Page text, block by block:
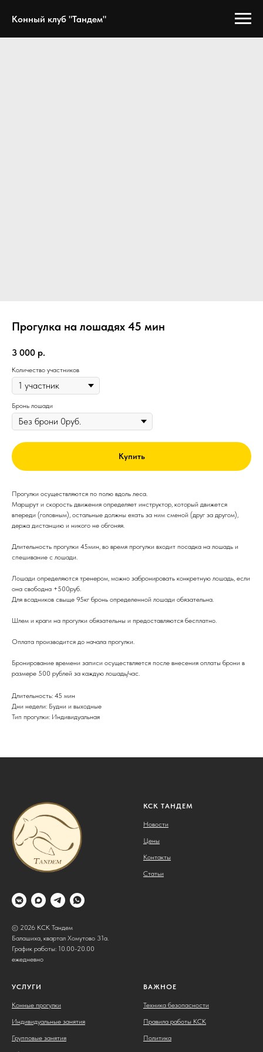
Конный клуб "Тандем"
Прогулка на лошадях 45 мин
3 000 р.
Количество участников
Бронь лошади
Купить
Прогулки осуществляются по полю вдоль леса.
Маршрут и скорость движения определяет инструктор, который движется
впереди (головным), остальные должны ехать за ним сменой (друг за другом),
держа дистанцию и никого не обгоняя.
Длительность прогулки 45мин, во время прогулки входит посадка на лошадь и
спешивание с лошади.
Лошади определяются тренером, можно забронировать конкретную лошадь, если
она свободна +500руб.
Для всадников свыще 95кг бронь определенной лошади обязательна.
Шлем и краги на прогулки обязательны и предоставляются бесплатно.
Оплата производится до начала прогулки.
Бронирование времени записи осуществляется после внесения оплаты брони в
размере 500 рублей за каждую лошадь/час.
Длительность: 45 мин
Дни недели: Будни и выходные
Тип прогулки: Индивидуальная
© 2026 КСК Тандем
Балашиха, квартал Хомутово 31а.
График работы: 10.00-20.00
ежедневно
КСК ТАНДЕМ
Новости
Цены
Контакты
Статьи
УСЛУГИ
Конные прогулки
Индивидуальные занятия
Групповые занятия
ВАЖНОЕ
Техника безопасности
Правила работы КСК
Политика